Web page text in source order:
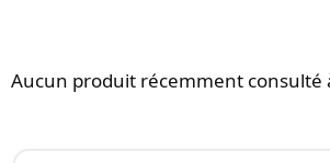
Aucun produit récemment consulté